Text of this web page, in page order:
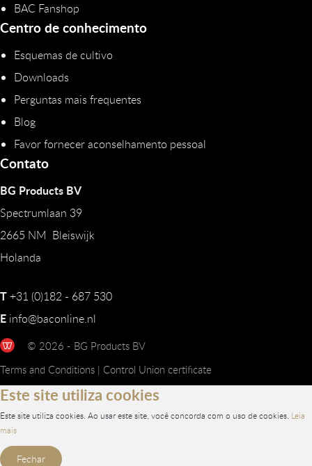
BAC Fanshop
Centro de conhecimento
Esquemas de cultivo
Downloads
Perguntas mais frequentes
Blog
Favor fornecer aconselhamento pessoal
Contato
BG Products BV
Spectrumlaan 39
2665 NM Bleiswijk
Holanda
T+31 (0)182 - 687 530
E info@baconline.nl
© 2026 - BG Products BV
Terms and Conditions | Control Union certificate
Este site utiliza cookies
Este site utiliza cookies. Ao usar este site, você concorda com o uso de cookies. Leia
mais
Fechar